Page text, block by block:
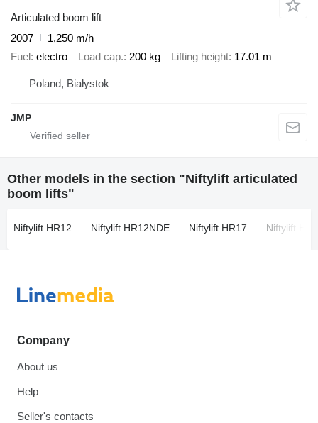
Articulated boom lift
2007
1,250 m/h
Fuel electro Load cap. 200 kg Lifting height 17.01 m
Poland, Białystok
JMP
Other models in the section "Niftylift articulated
boom lifts"
Niftylift HR12 Niftylift HR12NDE Niftylift HR17 Niftylift
Company
About us
Help
Seller's contacts